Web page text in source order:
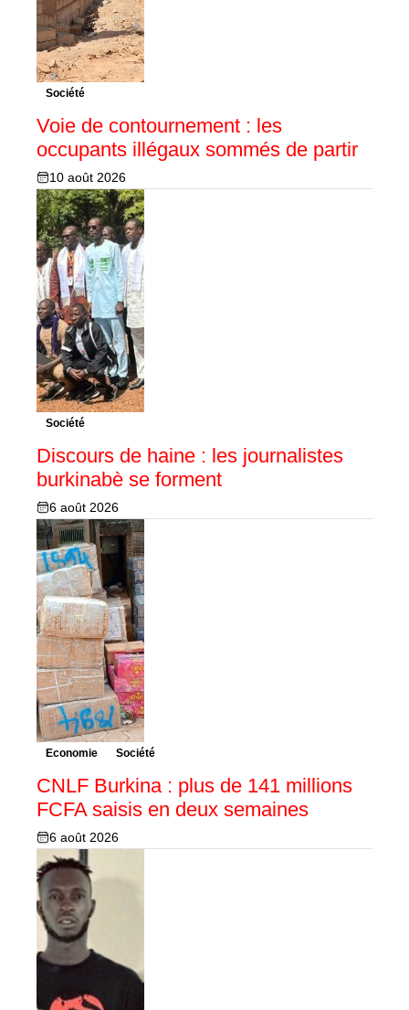
Société
Voie de contournement : les
occupants illégaux sommés de partir
10 août 2026
Société
Discours de haine : les journalistes
burkinabè se forment
6 août 2026
Economie Société
CNLF Burkina : plus de 141 millions
FCFA saisis en deux semaines
6 août 2026